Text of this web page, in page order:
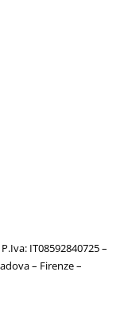
IT08592840725–
– Firenze –